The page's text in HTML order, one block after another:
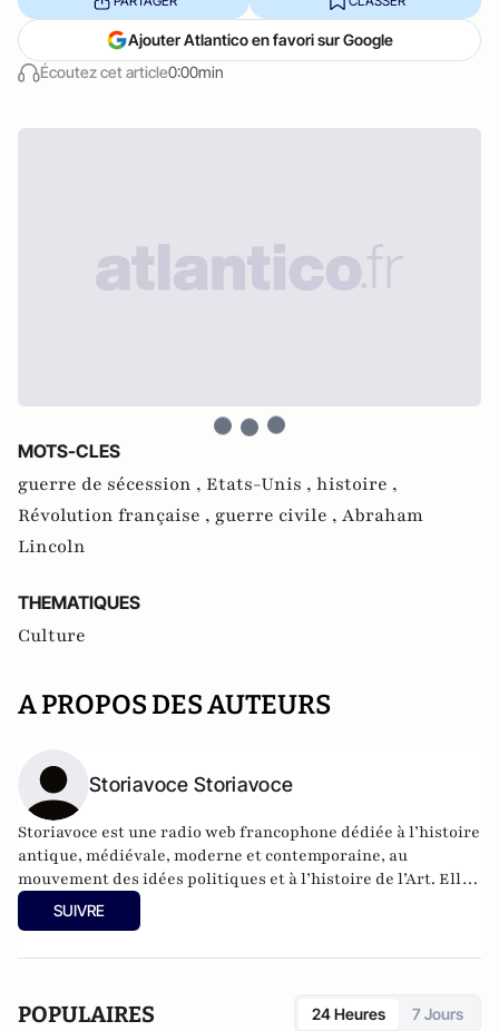
Écoutez cet article0:00min
Ajouter Atlantico en favori sur Google
MOTS-CLES
guerre de sécession , Etats-Unis , histoire ,
Révolution française , guerre civile , Abraham
Lincoln
THEMATIQUES
Culture
A PROPOS DES AUTEURS
Storiavoce Storiavoce
Storiavoce est une radio web francophone dédiée à l’histoire
antique, médiévale, moderne et contemporaine, au
mouvement des idées politiques et à l’histoire de l’Art. Elle
vise à mettre en lumière les événements majeurs de
l’Histoire, auxquels sont associées des grandes figures,
fondée par Christophe Dickès
SUIVRE
POPULAIRES 24 Heures 7 Jours